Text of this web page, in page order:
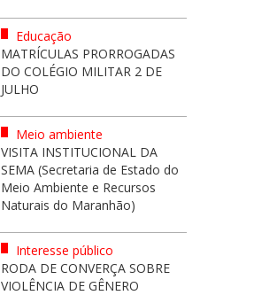
Educação
MATRÍCULAS PRORROGADAS
DO COLÉGIO MILITAR 2 DE
JULHO
Meio ambiente
VISITA INSTITUCIONAL DA
SEMA (Secretaria de Estado do
Meio Ambiente e Recursos
Naturais do Maranhão)
Interesse público
RODA DE CONVERÇA SOBRE
VIOLÊNCIA DE GÊNERO